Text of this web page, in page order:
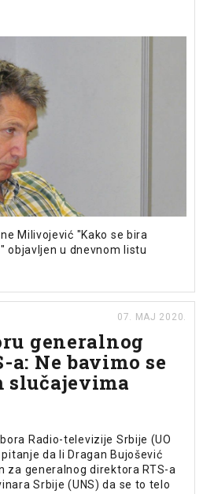
Milivojević "Kako se bira
objavljen u dnevnom listu
07. MAJ 2020.
generalnog
a: Ne bavimo se
slučajevima
Radio-televizije Srbije (UO
da li Dragan Bujošević
za generalnog direktora RTS-a
Srbije (UNS) da se to telo